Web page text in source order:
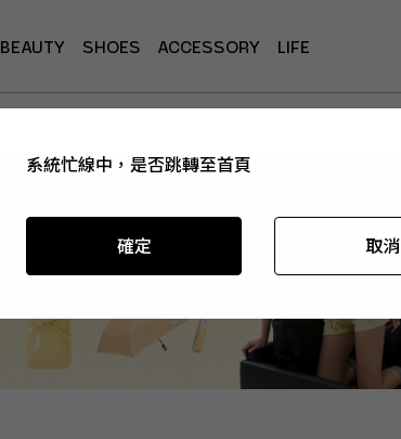
BEAUTY SHOES ACCESSORY LIFE
系統忙線中，是否跳轉至首頁
確定 取消
系統忙線中，是否跳轉至首頁
確定 取消
系統忙線中，是否跳轉至首頁
確定 取消
系統忙線中，是否跳轉至首頁
確定 取消